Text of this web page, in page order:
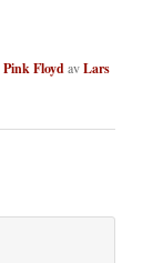
Pink FloydavLars